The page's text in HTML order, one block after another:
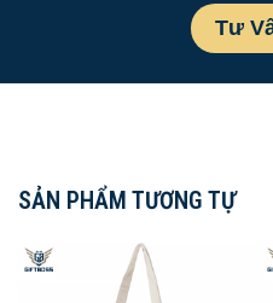
SẢN PHẨM TƯƠNG TỰ